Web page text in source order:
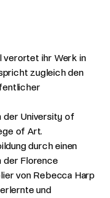
verortet ihr Werk in
zugleich den
der University of
of Art.
durch einen
der Florence
von Rebecca Harp
und